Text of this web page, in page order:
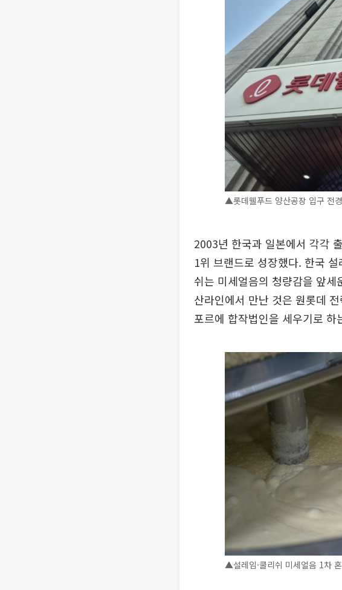
▲롯데웰푸드 양산공장 입구 전
2003년 한국과 일본에서 각각
1위 브랜드로 성장했다. 한국
쉬는 미세얼음의 청량감을 앞
산라인에서 만난 것은 원롯데
포르에 합작법인을 세우기로
▲설레임·쿨리쉬 미세얼음 1차